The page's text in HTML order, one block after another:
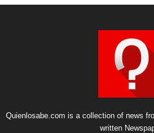
Quienlosabe.com is a collection of news
written